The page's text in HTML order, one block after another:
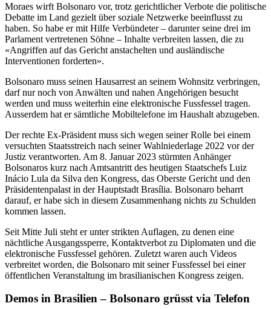
Moraes wirft Bolsonaro vor, trotz gerichtlicher Verbote die politische
Debatte im Land gezielt über soziale Netzwerke beeinflusst zu
haben. So habe er mit Hilfe Verbündeter – darunter seine drei im
Parlament vertretenen Söhne – Inhalte verbreiten lassen, die zu
«Angriffen auf das Gericht anstachelten und ausländische
Interventionen forderten».
Bolsonaro muss seinen Hausarrest an seinem Wohnsitz verbringen,
darf nur noch von Anwälten und nahen Angehörigen besucht
werden und muss weiterhin eine elektronische Fussfessel tragen.
Ausserdem hat er sämtliche Mobiltelefone im Haushalt abzugeben.
Der rechte Ex-Präsident muss sich wegen seiner Rolle bei einem
versuchten Staatsstreich nach seiner Wahlniederlage 2022 vor der
Justiz verantworten. Am 8. Januar 2023 stürmten Anhänger
Bolsonaros kurz nach Amtsantritt des heutigen Staatschefs Luiz
Inácio Lula da Silva den Kongress, das Oberste Gericht und den
Präsidentenpalast in der Hauptstadt Brasília. Bolsonaro beharrt
darauf, er habe sich in diesem Zusammenhang nichts zu Schulden
kommen lassen.
Seit Mitte Juli steht er unter strikten Auflagen, zu denen eine
nächtliche Ausgangssperre, Kontaktverbot zu Diplomaten und die
elektronische Fussfessel gehören. Zuletzt waren auch Videos
verbreitet worden, die Bolsonaro mit seiner Fussfessel bei einer
öffentlichen Veranstaltung im brasilianischen Kongress zeigen.
Demos in Brasilien – Bolsonaro grüsst via Telefon